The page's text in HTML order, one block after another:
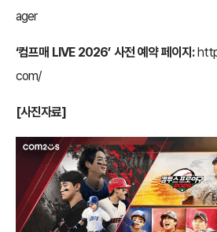
ager
‘컴프매 LIVE 2026’ 사전 예약 페이지:
com/
[사진자료]